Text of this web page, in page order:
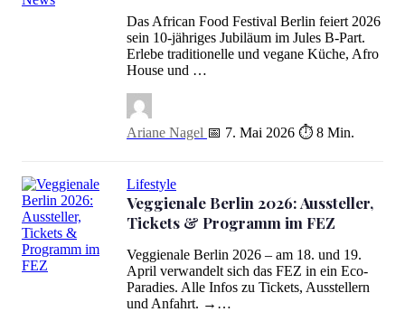
African Food Festival Berlin 2026: 10 Jahre Genuss & Kultur
Das African Food Festival Berlin feiert 2026
sein 10-jähriges Jubiläum im Jules B-Part.
Erlebe traditionelle und vegane Küche, Afro
House und …
Ariane Nagel 📅 7. Mai 2026 ⏱ 8 Min.
Veggienale Berlin 2026: Aussteller, Tickets & Programm im FEZ
Lifestyle
Veggienale Berlin 2026: Aussteller,
Tickets & Programm im FEZ
Veggienale Berlin 2026 – am 18. und 19.
April verwandelt sich das FEZ in ein Eco-
Paradies. Alle Infos zu Tickets, Ausstellern
und Anfahrt. →…